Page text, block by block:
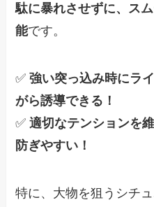
駄に暴れさせずに、ス
能です。
✅強い突っ込み時にラ
がら誘導できる！
✅適切なテンションを
防ぎやすい！
特に、大物を狙うシチ